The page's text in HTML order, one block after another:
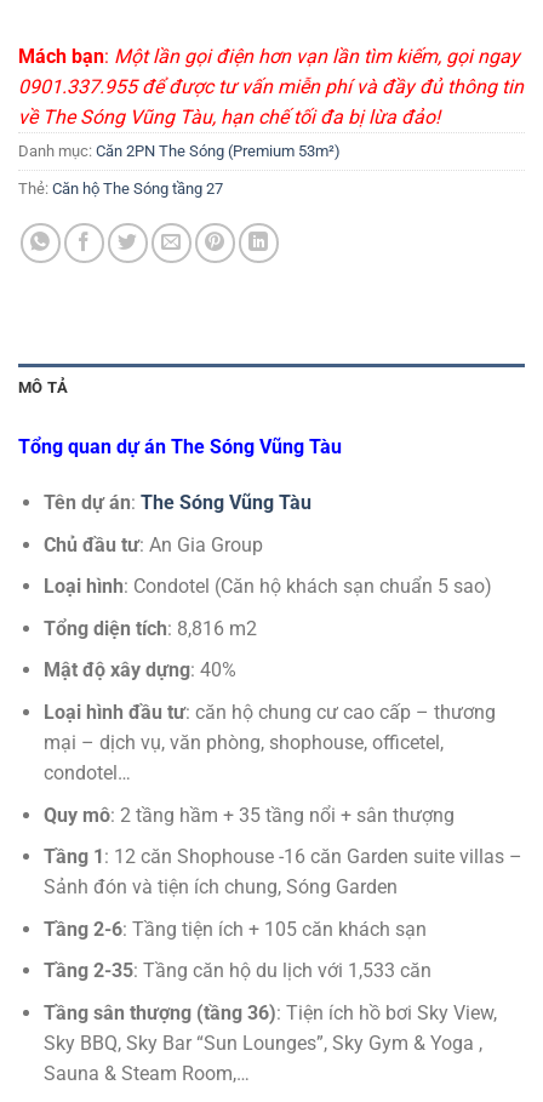
Mách bạn: Một lần gọi điện hơn vạn lần tìm kiếm, gọi ngay
0901.337.955 để được tư vấn miễn phí và đầy đủ thông tin
về The Sóng Vũng Tàu, hạn chế tối đa bị lừa đảo!
Danh mục: Căn 2PN The Sóng (Premium 53m²)
Thẻ: Căn hộ The Sóng tầng 27
MÔ TẢ
Tổng quan dự án The Sóng Vũng Tàu
Tên dự án: The Sóng Vũng Tàu
Chủ đầu tư: An Gia Group
Loại hình: Condotel (Căn hộ khách sạn chuẩn 5 sao)
Tổng diện tích: 8,816 m2
Mật độ xây dựng: 40%
Loại hình đầu tư: căn hộ chung cư cao cấp – thương
mại – dịch vụ, văn phòng, shophouse, officetel,
condotel…
Quy mô: 2 tầng hầm + 35 tầng nổi + sân thượng
Tầng 1 : 12 căn Shophouse -16 căn Garden suite villas –
Sảnh đón và tiện ích chung, Sóng Garden
Tầng 2-6: Tầng tiện ích + 105 căn khách sạn
Tầng 2-35: Tầng căn hộ du lịch với 1,533 căn
Tầng sân thượng (tầng 36): Tiện ích hồ bơi Sky View,
Sky BBQ, Sky Bar “Sun Lounges”, Sky Gym & Yoga ,
Sauna & Steam Room,…